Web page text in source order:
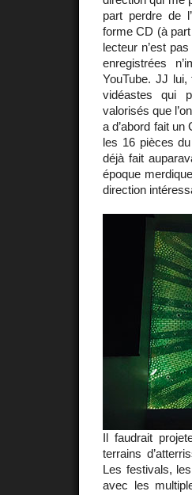
part perdre de
forme CD (à
lecteur n’est
enregistrées
YouTube. JJ
vidéastes qui
valorisés que
a d’abord fait
les 16 pièces du
déjà fait
époque
direction
Il faudrait
terrains
Les festivals,
avec les